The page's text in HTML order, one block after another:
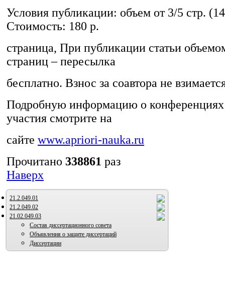
Условия публикации: объем от 3/5 стр.
Стоимость: 180 р.
страница, При публикации статьи
страниц – пересылка
бесплатно. Взнос за соавтора не
Подробную информацию о конференциях
участия смотрите на
сайте www.apriori-nauka.ru
Прочитано 338861 раз
Наверх
21.2.049.01
21.2.049.02
21.02.049.03
Состав диссертационного совета
Объявления о защите диссертаций
Диссертации